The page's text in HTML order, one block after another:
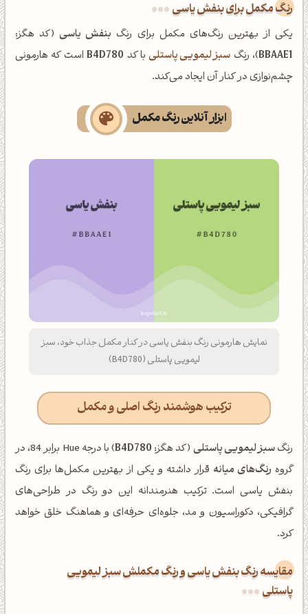
رنگ مکمل برای بنفش یاسی
یکی از بهترین رنگ‌های مکمل برای رنگ بنفش یاسی(کد هگز:
BBAAE1)، رنگ سبز لیمویی پاستلیبا کد B4D780است که هارمونی
چشم‌نوازی در کنار آن ایجاد می‌کند.
ابزار آنلاین رنگ مکمل
نمایش هارمونی رنگ بنفش یاسی در کنار مکمل جذاب خود، سبز
لیمویی پاستلی (B4D780)
ترکیب هوشمند رنگ اصلی و مکمل
رنگسبز لیمویی پاستلی (کد هگز: B4D780
) با درجه Hue برابر 84، در
گروه رنگ‌های میانه قرار داشته و یکی از بهترین مکمل‌ها برای رنگ
بنفش یاسی است. ترکیب هنرمندانه این دو رنگ در طراحی‌های
گرافیکی، دکوراسیون و مد، جلوه‌ای حرفه‌ای و هماهنگ خلق خواهد
کرد.
‌مقایسه رنگ بنفش یاسی و رنگ مکملش سبز لیمویی
پاستلی